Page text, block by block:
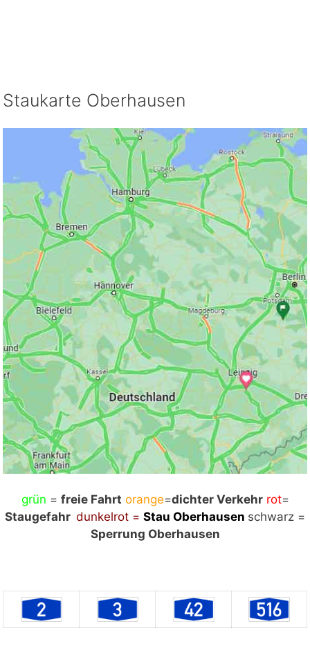
Staukarte Oberhausen
Mit Klick auf „Staukarte laden“ werden externe
Inhalte von Google nachgeladen. Mit dem Klick
auf "Staukarte laden" akzeptieren Sie unsere
Staukarte laden
grün = freie Fahrt orange=dichter Verkehr rot=
Staugefahr dunkelrot = Stau Oberhausen schwarz =
Sperrung Oberhausen